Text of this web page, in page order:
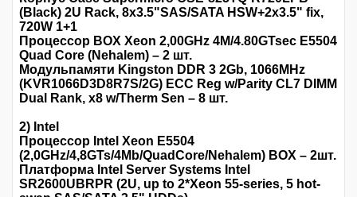
(Black) 2U Rack, 8x3.5"SAS/SATA HSW+2x3.5" fix,
720W 1+1
Процессор BOX Xeon 2,00GHz 4M/4.80GTsec E5504
Quad Core (Nehalem) – 2 шт.
Модульпамяти Kingston DDR 3 2Gb, 1066MHz
(KVR1066D3D8R7S/2G) ECC Reg w/Parity CL7 DIMM
Dual Rank, x8 w/Therm Sen – 8 шт.
2) Intel
Процессор Intel Xeon E5504
(2,0GHz/4,8GTs/4Mb/QuadCore/Nehalem) BOX – 2шт.
Платформа Intel Server Systems Intel
SR2600UBRPR (2U, up to 2*Xeon 55-series, 5 hot-